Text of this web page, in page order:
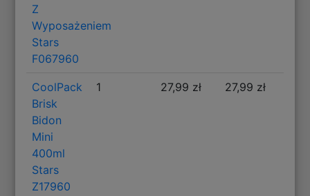
Z
Wyposażeniem
Stars
F067960
CoolPack
Brisk
Bidon
Mini
400ml
Stars
Z17960
1 27,99 zł 27,99 zł